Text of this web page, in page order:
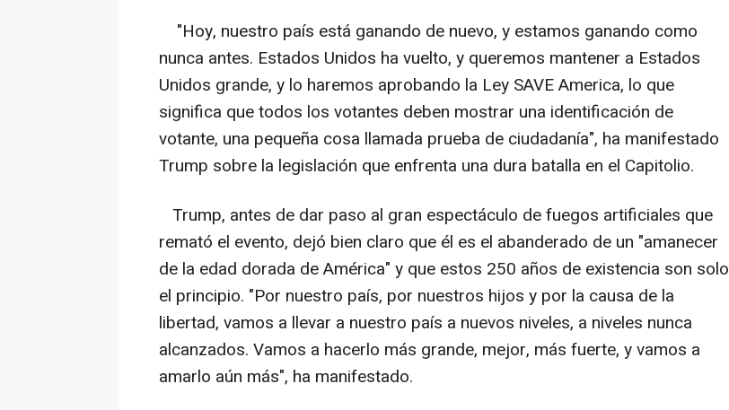
"Hoy, nuestro país está ganando de nuevo, y estamos ganando como
nunca antes. Estados Unidos ha vuelto, y queremos mantener a Estados
Unidos grande, y lo haremos aprobando la Ley SAVE America, lo que
significa que todos los votantes deben mostrar una identificación de
votante, una pequeña cosa llamada prueba de ciudadanía", ha manifestado
Trump sobre la legislación que enfrenta una dura batalla en el Capitolio.
Trump, antes de dar paso al gran espectáculo de fuegos artificiales que
remató el evento, dejó bien claro que él es el abanderado de un "amanecer
de la edad dorada de América" y que estos 250 años de existencia son solo
el principio. "Por nuestro país, por nuestros hijos y por la causa de la
libertad, vamos a llevar a nuestro país a nuevos niveles, a niveles nunca
alcanzados. Vamos a hacerlo más grande, mejor, más fuerte, y vamos a
amarlo aún más", ha manifestado.